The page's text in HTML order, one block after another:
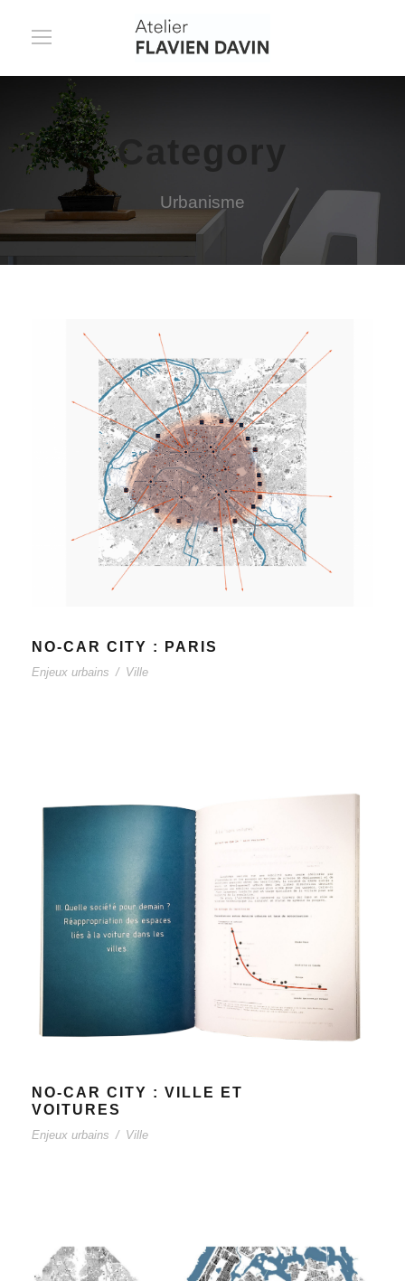
Category
Urbanisme
NO-CAR CITY : PARIS
Enjeux urbains / Ville
NO-CAR CITY : VILLE ET
VOITURES
Enjeux urbains / Ville